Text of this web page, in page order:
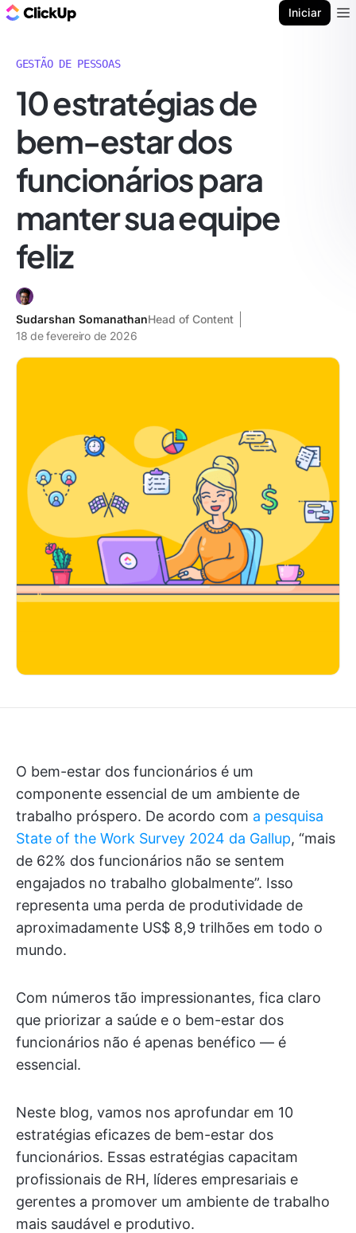
Iniciar
GESTÃO DE PESSOAS
10 estratégias de
bem-estar dos
funcionários para
manter sua equipe
feliz
Sudarshan SomanathanHead of Content
18 de fevereiro de 2026
O bem-estar dos funcionários é um
componente essencial de um ambiente de
trabalho próspero. De acordo com a pesquisa
State of the Work Survey 2024 da Gallup, “mais
de 62% dos funcionários não se sentem
engajados no trabalho globalmente”. Isso
representa uma perda de produtividade de
aproximadamente US$ 8,9 trilhões em todo o
mundo.
Com números tão impressionantes, fica claro
que priorizar a saúde e o bem-estar dos
funcionários não é apenas benéfico — é
essencial.
Neste blog, vamos nos aprofundar em 10
estratégias eficazes de bem-estar dos
funcionários. Essas estratégias capacitam
profissionais de RH, líderes empresariais e
gerentes a promover um ambiente de trabalho
mais saudável e produtivo.